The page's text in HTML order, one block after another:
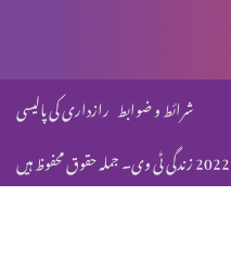
شرائط و ضوابط رازداری کی پالیسی